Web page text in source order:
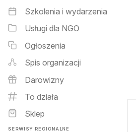
Szkolenia i wydarzenia
Usługi dla NGO
Ogłoszenia
Spis organizacji
Darowizny
To działa
Sklep
SERWISY REGIONALNE